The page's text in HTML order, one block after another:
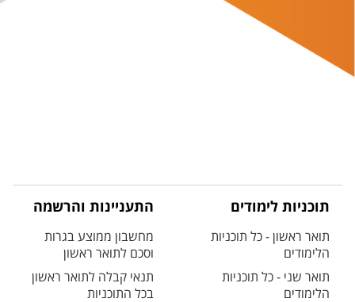
תוכניות לימודים
תואר ראשון - כל תוכניות
הלימודים
תואר שני - כל תוכניות
הלימודים
התעניינות והרשמה
מחשבון ממוצע בגרות
וסכם לתואר ראשון
תנאי קבלה לתואר ראשון
בכל התוכניות